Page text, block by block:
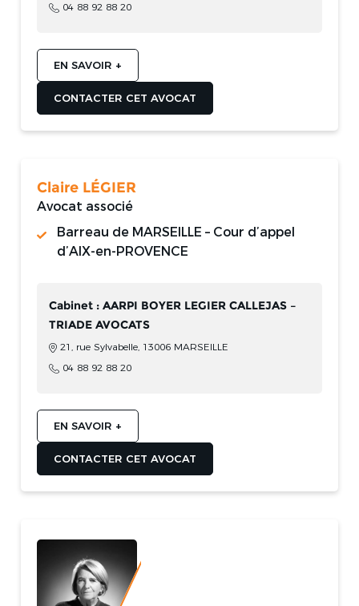
04 88 92 88 20
EN SAVOIR +
CONTACTER CET AVOCAT
Claire LÉGIER
Avocat associé
Barreau de MARSEILLE – Cour d’appel
d’AIX-en-PROVENCE
Cabinet : AARPI BOYER LEGIER CALLEJAS –
TRIADE AVOCATS
21, rue Sylvabelle, 13006 MARSEILLE
04 88 92 88 20
EN SAVOIR +
CONTACTER CET AVOCAT